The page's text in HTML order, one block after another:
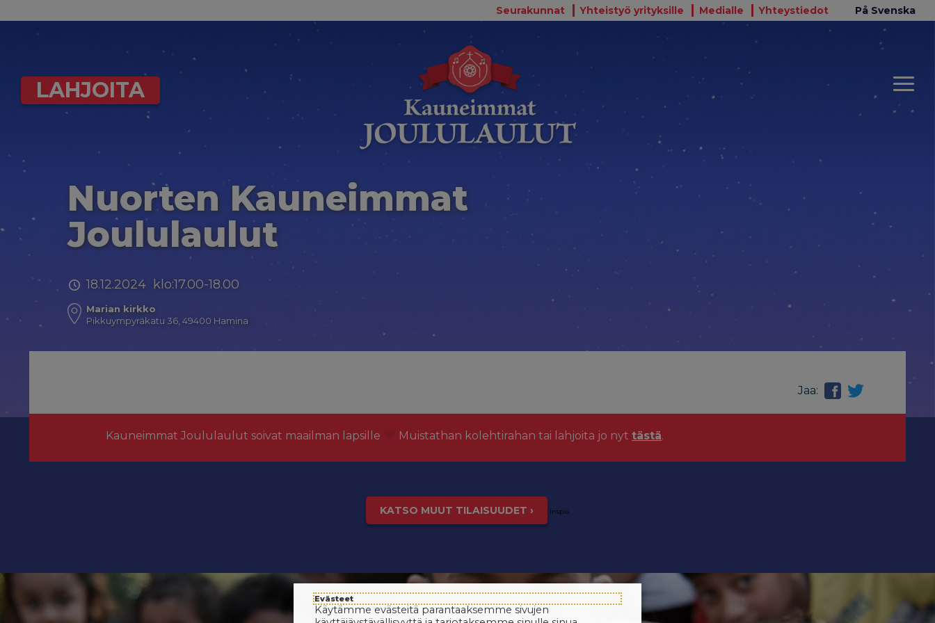
Seurakunnat Yhteistyö yrityksille Medialle Yhteystiedot På Svenska
LAHJOITA
Nuorten Kauneimmat
Joululaulut
18.12.2024 klo:17.00-18.00
Marian kirkko
Pikkuympyräkatu 36, 49400 Hamina
Jaa:
Kauneimmat Joululaulut soivat maailman lapsille Muistathan kolehtirahan tai lahjoita jo nyttästä.
KATSO MUUT TILAISUUDET › inspis
Evästeet
Käytämme evästeitä parantaaksemme sivujen